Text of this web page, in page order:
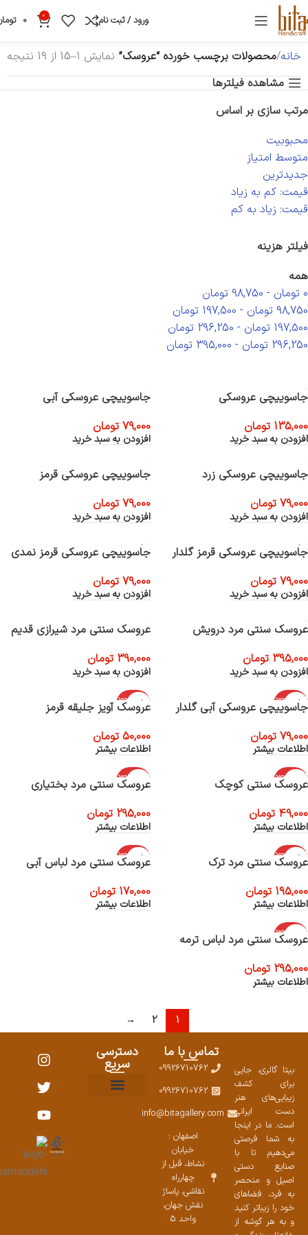
ورود / ثبت نام 0
0
خانه محصولات برچسب خورده “عروسک” نمایش 1–15 از 19 نتیجه
مشاهده فیلترها
مرتب سازی بر اساس
محبوبیت
متوسط امتیاز
جدیدترین
قیمت: کم به زیاد
قیمت: زیاد به کم
فیلتر هزینه
همه
0 تومان -
98,750 تومان
98,750 تومان -
197,500 تومان
197,500 تومان -
296,250 تومان
296,250 تومان -
395,000 تومان
جاسوییچی عروسکی
135,000 تومان
افزودن به سبد خرید
جاسوییچی عروسکی آبی
79,000 تومان
افزودن به سبد خرید
جاسوییچی عروسکی زرد
79,000 تومان
افزودن به سبد خرید
جاسوییچی عروسکی قرمز
79,000 تومان
افزودن به سبد خرید
جاسوییچی عروسکی قرمز گلدار
79,000 تومان
افزودن به سبد خرید
جاسوییچی عروسکی قرمز نمدی
79,000 تومان
افزودن به سبد خرید
عروسک سنتی مرد درویش
395,000 تومان
افزودن به سبد خرید
عروسک سنتی مرد شیرازی قدیم
390,000 تومان
افزودن به سبد خرید
اتمام موجود
ی
جاسوییچی عروسکی آبی گلدار
79,000 تومان
اطلاعات بیشتر
اتمام موجود
ی
عروسک آویز جلیقه قرمز
50,000 تومان
اطلاعات بیشتر
اتمام موجود
ی
عروسک سنتی کوچک
49,000 تومان
اطلاعات بیشتر
اتمام موجود
ی
عروسک سنتی مرد بختیاری
295,000 تومان
اطلاعات بیشتر
اتمام موجود
ی
عروسک سنتی مرد ترک
195,000 تومان
اطلاعات بیشتر
اتمام موجود
ی
عروسک سنتی مرد لباس آبی
170,000 تومان
اطلاعات بیشتر
اتمام موجود
ی
عروسک سنتی مرد لباس ترمه
295,000 تومان
اطلاعات بیشتر
1
2
→
بیتا گالری، جایی
برای کشف
زیبایی‌های هنر
دست ایرانی
است. ما در اینجا
به شما فرصتی
می‌دهیم تا با
صنایع دستی
اصیل و منحصر
به فرد، فضاهای
خود را زیباتر کنید
و به هر گوشه از
تماس با ما
09926710762
09926710762
info@bitagallery.com
اصفهان :
خیابان
نشاط، قبل از
چهارراه
نقاشی، پاساژ
نقش جهان،
واحد 5
دسترسی
سریع